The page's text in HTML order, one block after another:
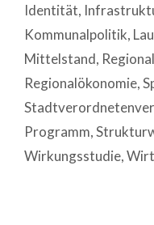
Identität,
Kommunalpolitik,
Mittelstand,
Regionalökonomie,
Programm,
Wirkungsstudie,